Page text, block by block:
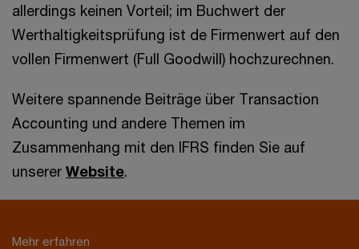
allerdings keinen Vorteil; im Buchwert der
Werthaltigkeitsprüfung ist de Firmenwert auf den
vollen Firmenwert (Full Goodwill) hochzurechnen.
Weitere spannende Beiträge über Transaction
Accounting und andere Themen im
Zusammenhang mit den IFRS finden Sie auf
unserer Website.
Mehr erfahren